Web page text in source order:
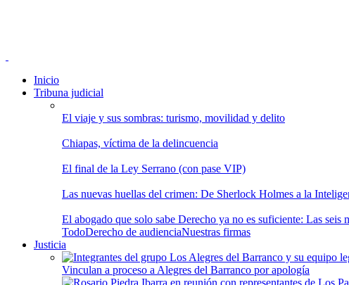
Inicio
Tribuna judicial
El viaje y sus sombras: turismo, movilidad y delito
Chiapas, víctima de la delincuencia
El final de la Ley Serrano (con pase VIP)
Las nuevas huellas del crimen: De Sherlock Holmes a la
El abogado que solo sabe Derecho ya no es suficiente: Las
TodoDerecho de audienciaNuestras firmas
Justicia
Vinculan a proceso a Alegres del Barranco por apología